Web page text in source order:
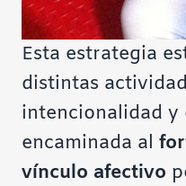
Esta estrategia
distintas
intencionalidad y
encaminada al
vínculo afectivo